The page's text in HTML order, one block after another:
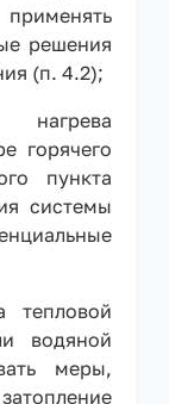
решения
(п. 4.2);
нагрева
горячего
пункта
системы
тепловой
водяной
меры,